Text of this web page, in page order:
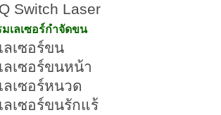
Q Switch Laser
เลเซอร์กำจัดขน
เลเซอร์ขน
เลเซอร์ขนหน้า
เลเซอร์หนวด
เลเซอร์ขนรักแร้
นประเภทที่ 4 (Type IV
นประเภทที่ 5 (Type V